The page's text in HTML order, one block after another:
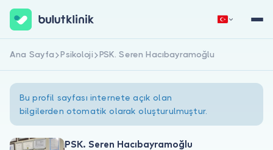
Hemen Kaydol Giriş Yap
Ana Sayfa Psikoloji PSK. Seren Hacıbayramoğlu
Bu profil sayfası internete açık olan
bilgilerden otomatik olarak oluşturulmuştur.
PSK. Seren Hacıbayramoğlu